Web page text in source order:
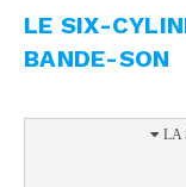
LE SIX-
BANDE-SON